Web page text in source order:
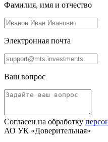
Фамилия, имя и отчество
Электронная почта
Ваш вопрос
Согласен на обработку
АО УК «Доверительная»